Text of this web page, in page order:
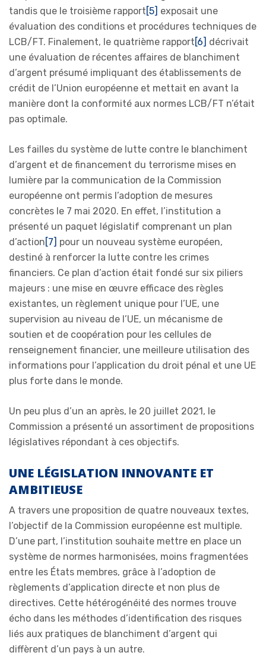
tandis que le troisième rapport[5] exposait une
évaluation des conditions et procédures techniques de
LCB/FT. Finalement, le quatrième rapport[6] décrivait
une évaluation de récentes affaires de blanchiment
d’argent présumé impliquant des établissements de
crédit de l’Union européenne et mettait en avant la
manière dont la conformité aux normes LCB/FT n’était
pas optimale.
Les failles du système de lutte contre le blanchiment
d’argent et de financement du terrorisme mises en
lumière par la communication de la Commission
européenne ont permis l’adoption de mesures
concrètes le 7 mai 2020. En effet, l’institution a
présenté un paquet législatif comprenant un plan
d’action[7] pour un nouveau système européen,
destiné à renforcer la lutte contre les crimes
financiers. Ce plan d’action était fondé sur six piliers
majeurs : une mise en œuvre efficace des règles
existantes, un règlement unique pour l’UE, une
supervision au niveau de l’UE, un mécanisme de
soutien et de coopération pour les cellules de
renseignement financier, une meilleure utilisation des
informations pour l’application du droit pénal et une UE
plus forte dans le monde.
Un peu plus d’un an après, le 20 juillet 2021, le
Commission a présenté un assortiment de propositions
législatives répondant à ces objectifs.
UNE LÉGISLATION INNOVANTE ET
AMBITIEUSE
A travers une proposition de quatre nouveaux textes,
l’objectif de la Commission européenne est multiple.
D’une part, l’institution souhaite mettre en place un
système de normes harmonisées, moins fragmentées
entre les États membres, grâce à l’adoption de
règlements d’application directe et non plus de
directives. Cette hétérogénéité des normes trouve
écho dans les méthodes d’identification des risques
liés aux pratiques de blanchiment d’argent qui
diffèrent d’un pays à un autre.